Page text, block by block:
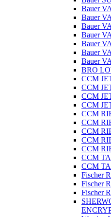
Bauer
Bauer
Bauer
Bauer
Bauer
Bauer
Bauer
BRO
CCM
CCM
CCM
CCM
CCM
CCM
CCM
CCM
CCM
CCM
CCM
Fischer
Fischer
Fischer